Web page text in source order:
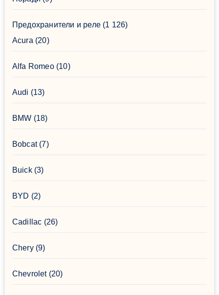
Предохранители и реле(1 126)
Acura (20)
Alfa Romeo(10)
Audi (13)
BMW (18)
Bobcat(7)
Buick(3)
BYD (2)
Cadillac (26)
Chery(9)
Chevrolet(20)